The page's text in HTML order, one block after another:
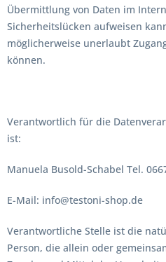
Übermittlung von Daten im
Sicherheitslücken aufweisen
möglicherweise unerlaubt
können.
Verantwortlich für die
ist:
Manuela Busold-Schabel Tel.
E-Mail: info@testoni-shop.de
Verantwortliche Stelle ist die
Person, die allein oder